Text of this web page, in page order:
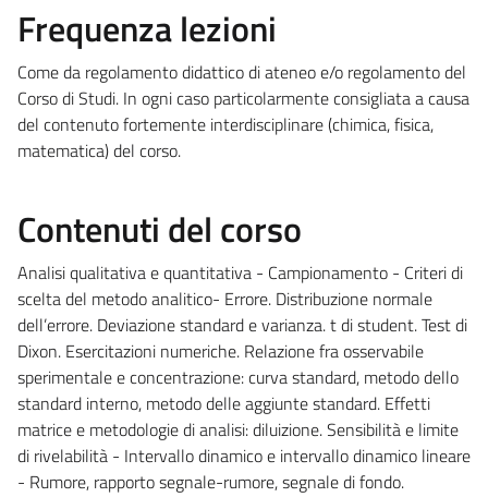
Frequenza lezioni
Come da regolamento didattico di ateneo e/o regolamento del
Corso di Studi. In ogni caso particolarmente consigliata a causa
del contenuto fortemente interdisciplinare (chimica, fisica,
matematica) del corso.
Contenuti del corso
Analisi qualitativa e quantitativa - Campionamento - Criteri di
scelta del metodo analitico- Errore. Distribuzione normale
dell’errore. Deviazione standard e varianza. t di student. Test di
Dixon. Esercitazioni numeriche. Relazione fra osservabile
sperimentale e concentrazione: curva standard, metodo dello
standard interno, metodo delle aggiunte standard. Effetti
matrice e metodologie di analisi: diluizione. Sensibilità e limite
di rivelabilità - Intervallo dinamico e intervallo dinamico lineare
- Rumore, rapporto segnale-rumore, segnale di fondo.